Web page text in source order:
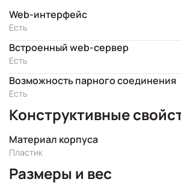
Web-интерфейс
Есть
Встроенный web-сервер
Есть
Возможность парного соединения
Есть
Конструктивные
Материал корпуса
Пластик
Размеры и вес